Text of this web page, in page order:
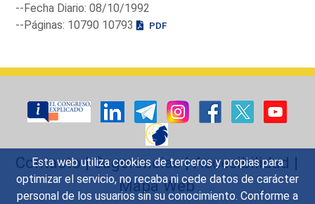
Esta web utiliza cookies de terceros y propias para
optimizar el servicio, no recaba ni cede datos de carácter
personal de los usuarios sin su conocimiento. Conforme a
--Fecha Diario: 08/10/1992
--Páginas: 10790 10793
PDF
Contacto|Sugerencias|Accesibilidad |
Mapa Web